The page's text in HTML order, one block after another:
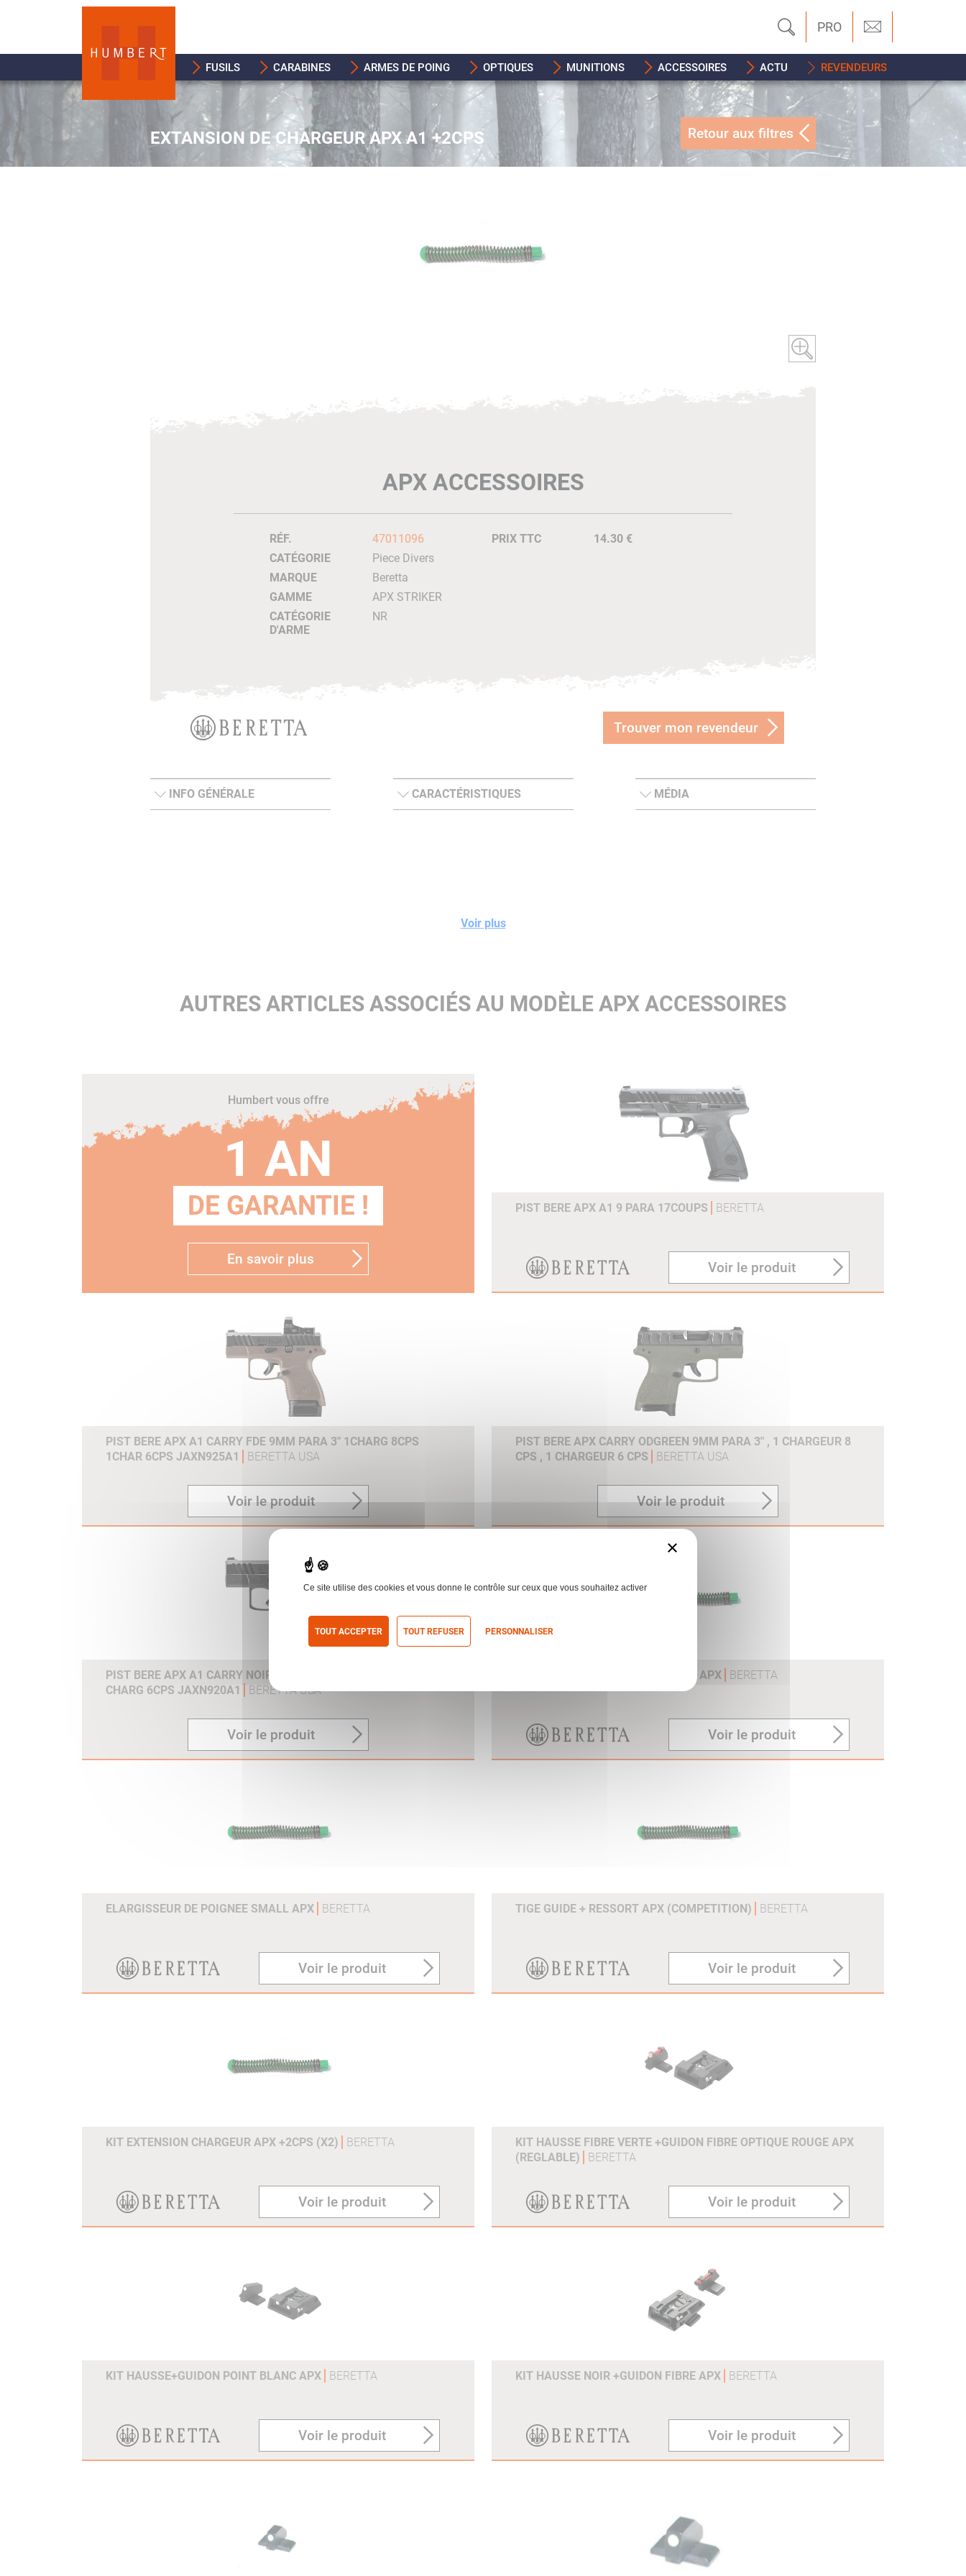
PRO
FUSILS CARABINES ARMES DE POING OPTIQUES MUNITIONS ACCESSOIRES ACTU REVENDEURS
EXTANSION DE CHARGEUR APX A1 +2CPS Retour aux filtres
APX ACCESSOIRES
RÉF.
47011096
CATÉGORIE
Piece Divers
MARQUE
Beretta
GAMME
APX STRIKER
CATÉGORIE
D'ARME
NR
PRIX TTC 14.30 €
Trouver mon revendeur
INFO GÉNÉRALE CARACTÉRISTIQUES MÉDIA
Voir plus
AUTRES ARTICLES ASSOCIÉS AU MODÈLE APX ACCESSOIRES
Humbert vous offre
1 AN
DE GARANTIE !
En savoir plus
PIST BERE APX A1 9 PARA 17COUPS BERETTA
Voir le produit
PIST BERE APX A1 CARRY FDE 9MM PARA 3" 1CHARG 8CPS
1CHAR 6CPS JAXN925A1
BERETTA USA
Voir le produit
PIST BERE APX CARRY ODGREEN 9MM PARA 3" , 1 CHARGEUR 8
CPS , 1 CHARGEUR 6 CPS
BERETTA USA
Voir le produit
PIST BERE APX A1 CARRY NOIR 9MM PARA 3" 1 CHARG 8CPS 1
CHARG 6CPS JAXN920A1
BERETTA USA
Voir le produit
ELARGISSEUR DE POIGNEE LARGE APX BERETTA
Voir le produit
ELARGISSEUR DE POIGNEE SMALL APX BERETTA
Voir le produit
TIGE GUIDE + RESSORT APX (COMPETITION) BERETTA
Voir le produit
KIT EXTENSION CHARGEUR APX +2CPS (X2) BERETTA
Voir le produit
KIT HAUSSE FIBRE VERTE +GUIDON FIBRE OPTIQUE ROUGE APX
(REGLABLE)
BERETTA
Voir le produit
KIT HAUSSE+GUIDON POINT BLANC APX BERETTA
Voir le produit
KIT HAUSSE NOIR +GUIDON FIBRE APX BERETTA
Voir le produit
×
Ce site utilise des cookies et vous donne le contrôle sur ceux que vous souhaitez activer
TOUT ACCEPTER TOUT REFUSER PERSONNALISER